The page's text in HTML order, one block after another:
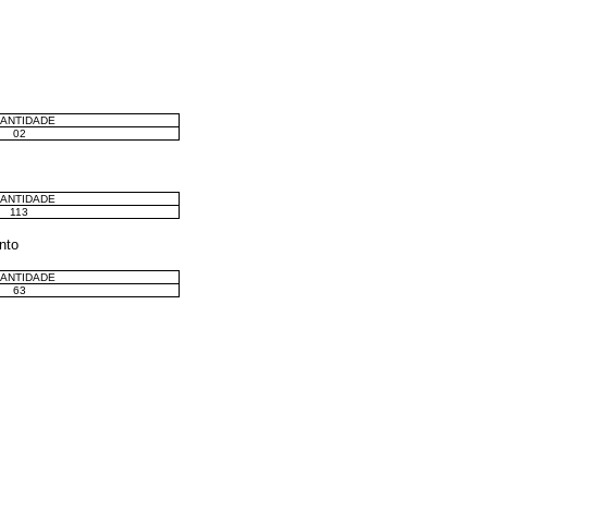
02
113
63